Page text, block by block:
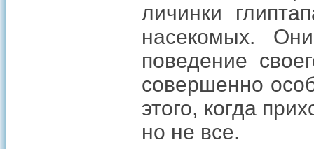
личинки
насекомых.
поведение
совершенно
этого, когда
но не все.